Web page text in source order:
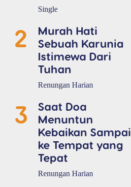
Single
2
Murah Hati
Sebuah Karunia
Istimewa Dari
Tuhan
Renungan Harian
3
Saat Doa
Menuntun
Kebaikan Sampai
ke Tempat yang
Tepat
Renungan Harian